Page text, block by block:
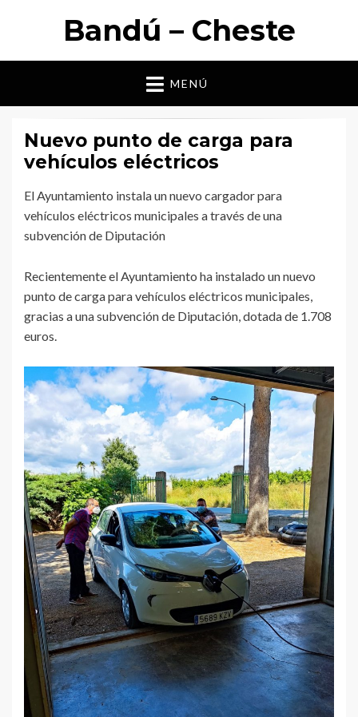
Bandú – Cheste
MENÚ
Nuevo punto de carga para
vehículos eléctricos
El Ayuntamiento instala un nuevo cargador para
vehículos eléctricos municipales a través de una
subvención de Diputación
Recientemente el Ayuntamiento ha instalado un nuevo
punto de carga para vehículos eléctricos municipales,
gracias a una subvención de Diputación, dotada de 1.708
euros.